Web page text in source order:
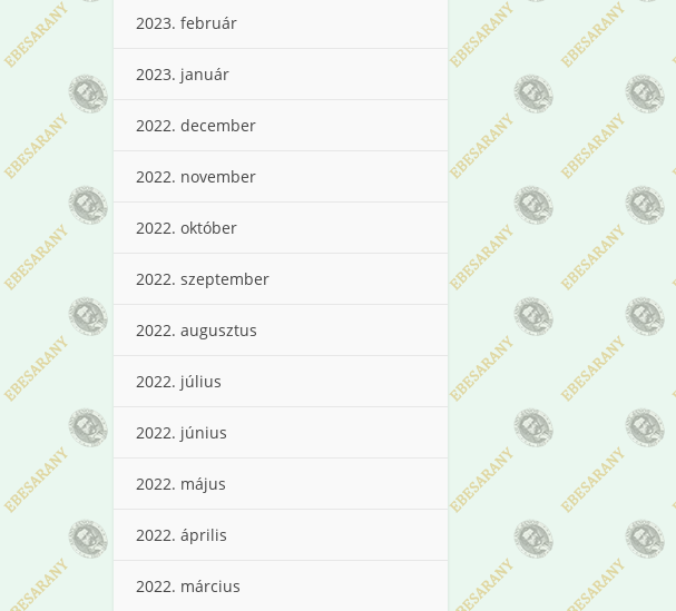
2023. február
2023. január
2022. december
2022. november
2022. október
2022. szeptember
2022. augusztus
2022. július
2022. június
2022. május
2022. április
2022. március